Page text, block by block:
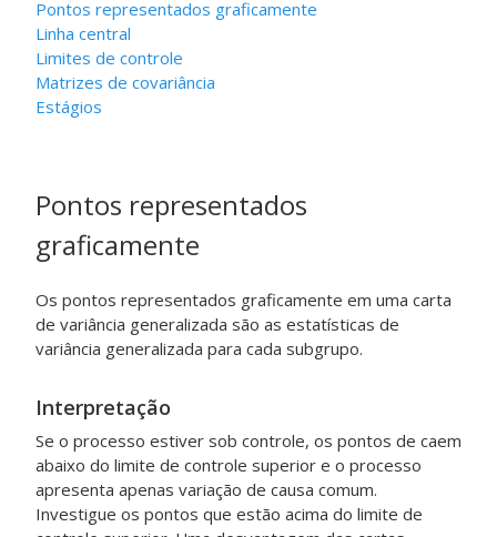
Pontos representados graficamente
Linha central
Limites de controle
Matrizes de covariância
Estágios
Pontos representados
graficamente
Os pontos representados graficamente em uma carta
de variância generalizada são as estatísticas de
variância generalizada para cada subgrupo.
Interpretação
Se o processo estiver sob controle, os pontos de caem
abaixo do limite de controle superior e o processo
apresenta apenas variação de causa comum.
Investigue os pontos que estão acima do limite de